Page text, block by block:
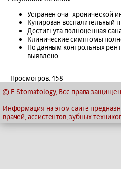
Устранен очаг хронической
Купирован воспалительный
Достигнута полноценная
Клинические симптомы
По данным контрольных
выявлено.
Просмотров: 158
© E-Stomatology, Все права
Информация на этом сайте
врачей, ассистентов, зубных